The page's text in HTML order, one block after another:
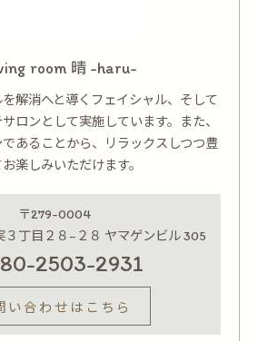
room 晴 -haru-
解消へと導くフェイシャル、そして
ロンとして実施しています。また、
あることから、リラックスしつつ豊
楽しみいただけます。
〒279-0004
３丁目２８−２８ ヤマゲンビル 305
2503-2931
い合わせはこちら